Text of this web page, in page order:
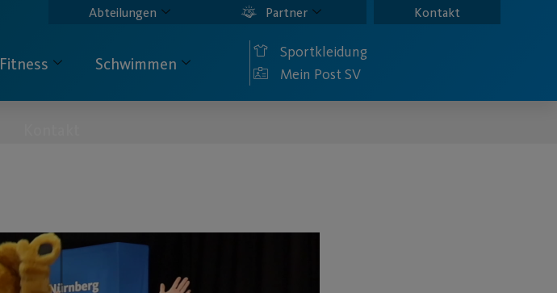
Abteilungen Partner Kontakt
Fitness Schwimmen
Sportkleidung
Mein Post SV